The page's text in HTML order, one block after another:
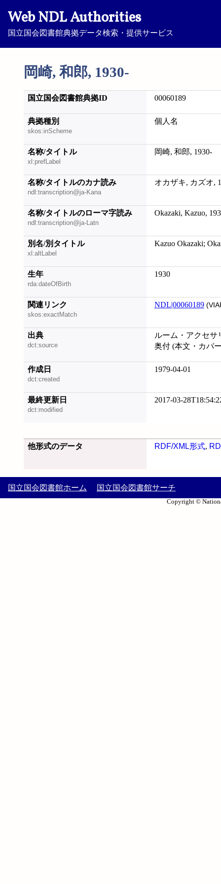
Web NDL Authorities
国立国会図書館典拠データ検索・提供サービス
岡崎, 和郎, 1930-
国立国会図書館典拠ID 00060189
典拠種別
skos:inScheme
個人名
名称/タイトル
xl:prefLabel
岡崎, 和郎, 1930-
名称/タイトルのカナ読み
ndl:transcription@ja-Kana
オカザキ, カズオ,
名称/タイトルのローマ字読み
ndl:transcription@ja-Latn
Okazaki, Kazuo,
別名/別タイトル
xl:altLabel
Kazuo Okazaki;
生年
rda:dateOfBirth
1930
関連リンク
skos:exactMatch
NDL|00060189
出典
dct:source
ルーム・アクセサ
奥付 (本文・カバ
作成日
dct:created
1979-04-01
最終更新日
dct:modified
2017-03-
他形式のデータ RDF/XML形式,
国立国会図書館ホーム 国立国会図書館サーチ
Copyright ©